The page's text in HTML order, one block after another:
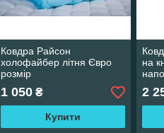
Ковдра Райсон
холофайбер літня Євро
розмір
1 050₴
Купити
на
2